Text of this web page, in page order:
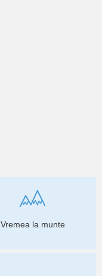
Vremea la munte